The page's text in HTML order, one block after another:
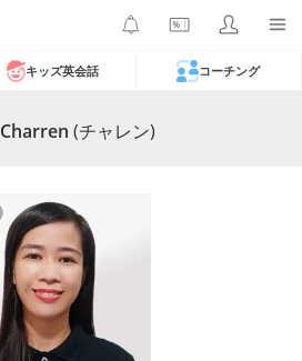
キッズ英会話 コーチング
Charren (チャレン)